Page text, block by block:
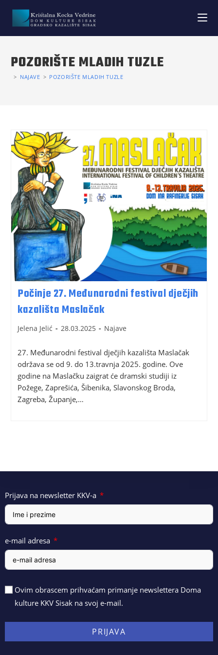
POZORIŠTE MLADIH TUZLE
> NAJAVE > POZORIŠTE MLADIH TUZLE
Počinje 27. Međunarodni festival dječjih
kazališta Maslačak
Jelena Jelić 28.03.2025 Najave
27. Međunarodni festival dječjih kazališta Maslačak
održava se od 9. do 13.travnja 2025. godine. Ove
godine na Maslačku zaigrat će dramski studiji iz
Požege, Zaprešića, Šibenika, Slavonskog Broda,
Zagreba, Županje,…
Prijava na newsletter KKV-a
e-mail adresa
Ovim obrascem prihvaćam primanje newslettera Doma
kulture KKV Sisak na svoj e-mail.
PRIJAVA